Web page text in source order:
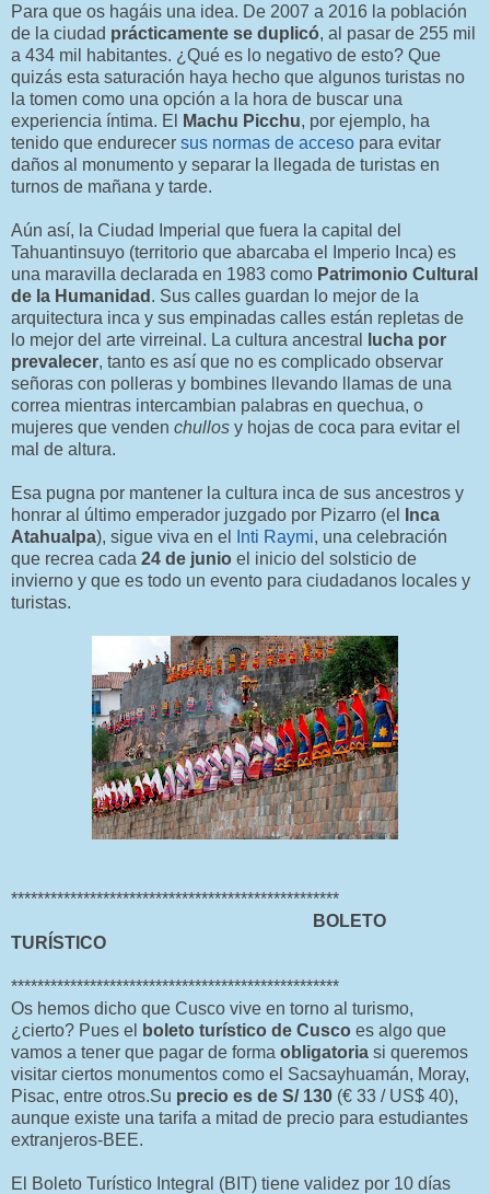
Para que os hagáis una idea. De 2007 a 2016 la población
de la ciudad prácticamente se duplicó, al pasar de 255 mil
a 434 mil habitantes. ¿Qué es lo negativo de esto? Que
quizás esta saturación haya hecho que algunos turistas no
la tomen como una opción a la hora de buscar una
experiencia íntima. El
Machu Picchu, por ejemplo, ha
tenido que endurecer sus normas de acceso para evitar
daños al monumento y separar la llegada de turistas en
turnos de mañana y tarde.
Aún así, la Ciudad Imperial que fuera la capital del
Tahuantinsuyo (territorio que abarcaba el Imperio Inca) es
una maravilla declarada en 1983 como Patrimonio Cultural
de la Humanidad . Sus calles guardan lo mejor de la
arquitectura inca y sus empinadas calles están repletas de
lo mejor del arte virreinal. La cultura ancestral
lucha por
prevalecer, tanto es así que no es complicado observar
señoras con polleras y bombines llevando llamas de una
correa mientras intercambian palabras en quechua, o
mujeres que venden chullos y hojas de coca para evitar el
mal de altura.
Esa pugna por mantener la cultura inca de sus ancestros y
honrar al último emperador juzgado por Pizarro (el
Inca
Atahualpa), sigue viva en el Inti Raymi, una celebración
que recrea cada 24 de junio el inicio del solsticio de
invierno y que es todo un evento para ciudadanos locales y
turistas.
**************************************************
BOLETO
TURÍSTICO
**************************************************
Os hemos dicho que Cusco vive en torno al turismo,
¿cierto? Pues el
boleto turístico de Cusco es algo que
vamos a tener que pagar de forma obligatoria si queremos
visitar ciertos monumentos como el Sacsayhuamán, Moray,
Pisac, entre otros.Su precio es de S/ 130 (€ 33 / US$ 40),
aunque existe una tarifa a mitad de precio para estudiantes
extranjeros-BEE.
El Boleto Turístico Integral (BIT) tiene validez por 10 días